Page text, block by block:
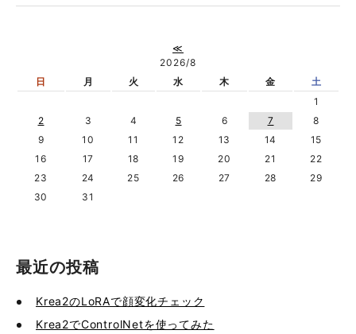
≪
2026/8
日
月 火 水 木 金
土
1
2
3 4 5 6 7
8
9
10 11 12 13 14
15
16
17 18 19 20 21
22
23
24 25 26 27 28
29
30
31
最近の投稿
Krea2のLoRAで顔変化チェック
Krea2でControlNetを使ってみた